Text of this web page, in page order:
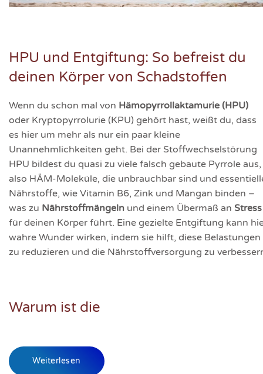
HPU und Entgiftung: So befreist du
deinen Körper von Schadstoffen
Wenn du schon mal von Hämopyrrollaktamurie (HPU)
oder Kryptopyrrolurie (KPU) gehört hast, weißt du, dass
es hier um mehr als nur ein paar kleine
Unannehmlichkeiten geht. Bei der Stoffwechselstörung
HPU bildest du quasi zu viele falsch gebaute Pyrrole aus,
also HÄM-Moleküle, die unbrauchbar sind und
Nährstoffe, wie Vitamin B6, Zink und Mangan binden –
was zu Nährstoffmängeln und einem Übermaß an Stress
für deinen Körper führt. Eine gezielte Entgiftung kann
wahre Wunder wirken, indem sie hilft, diese Belastungen
zu reduzieren und die Nährstoffversorgung zu
Warum ist die
Weiterlesen